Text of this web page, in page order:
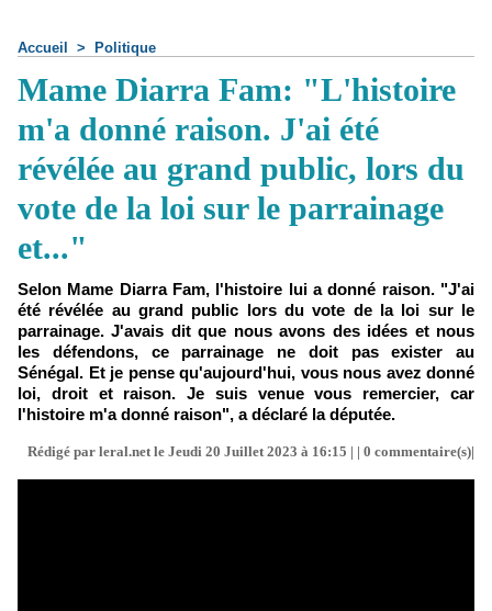
Accueil > Politique
Mame Diarra Fam: "L'histoire
m'a donné raison. J'ai été
révélée au grand public, lors du
vote de la loi sur le parrainage
et..."
Selon Mame Diarra Fam, l'histoire lui a donné raison. "J'ai
été révélée au grand public lors du vote de la loi sur le
parrainage. J'avais dit que nous avons des idées et nous
les défendons, ce parrainage ne doit pas exister au
Sénégal. Et je pense qu'aujourd'hui, vous nous avez donné
loi, droit et raison. Je suis venue vous remercier, car
l'histoire m'a donné raison", a déclaré la députée.
Rédigé par leral.net le Jeudi 20 Juillet 2023 à 16:15 | | 0 commentaire(s)|